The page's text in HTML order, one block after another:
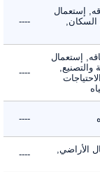
إستعمال
----
إستعمال
----
----
----